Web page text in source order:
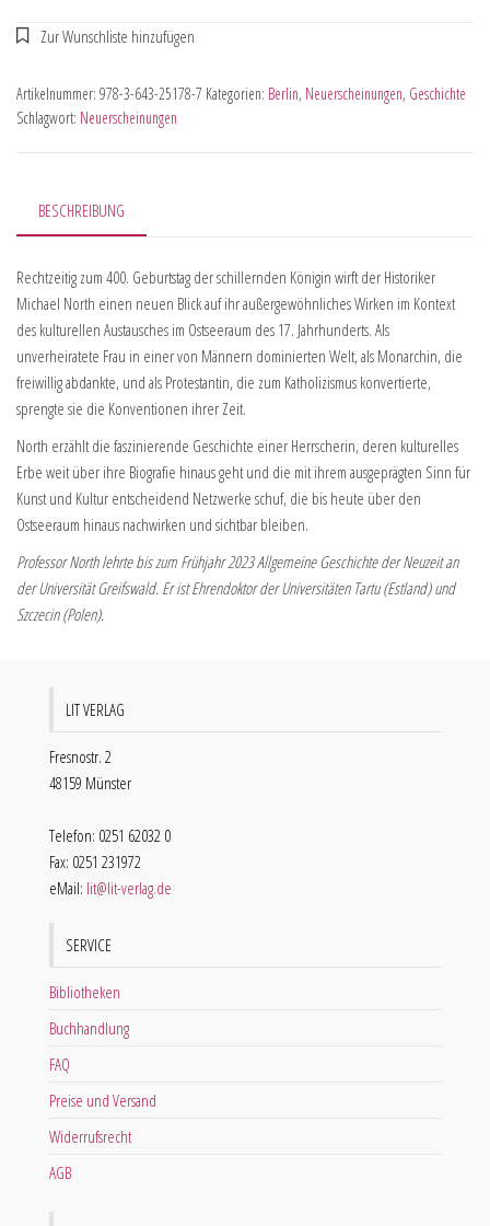
Artikelnummer: 978-3-643-25178-7 Kategorien: Berlin, Neuerscheinungen, Geschichte
Schlagwort: Neuerscheinungen
BESCHREIBUNG
Rechtzeitig zum 400. Geburtstag der schillernden Königin wirft der Historiker
Michael North einen neuen Blick auf ihr außergewöhnliches Wirken im Kontext
des kulturellen Austausches im Ostseeraum des 17. Jahrhunderts. Als
unverheiratete Frau in einer von Männern dominierten Welt, als Monarchin, die
freiwillig abdankte, und als Protestantin, die zum Katholizismus konvertierte,
sprengte sie die Konventionen ihrer Zeit.
North erzählt die faszinierende Geschichte einer Herrscherin, deren kulturelles
Erbe weit über ihre Biografie hinaus geht und die mit ihrem ausgeprägten Sinn für
Kunst und Kultur entscheidend Netzwerke schuf, die bis heute über den
Ostseeraum hinaus nachwirken und sichtbar bleiben.
Professor North lehrte bis zum Frühjahr 2023 Allgemeine Geschichte der Neuzeit an
der Universität Greifswald. Er ist Ehrendoktor der Universitäten Tartu (Estland) und
Szczecin (Polen).
LIT VERLAG
Fresnostr. 2
48159 Münster
Telefon: 0251 62032 0
Fax: 0251 231972
eMail: lit@lit-verlag.de
SERVICE
Bibliotheken
Buchhandlung
FAQ
Preise und Versand
Widerrufsrecht
AGB